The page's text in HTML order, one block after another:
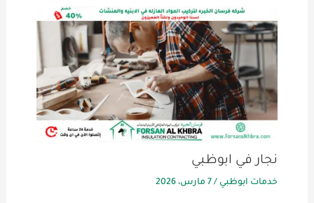
نجار في ابوظبي
خدمات ابوظبي /7 مارس، 2026